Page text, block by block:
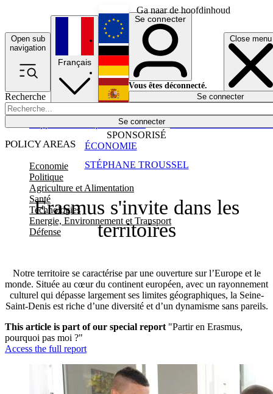
Ga naar de hoofdinhoud
Open sub
navigation
Close menu
Recherche
Se connecter
POLICY AREAS
Economie
Politique
Agriculture et Alimentation
Santé
Technologies
Energie, Environnement et Transport
Défense
Économie
Français
English
Deutsch
Español
Se connecter
Vous êtes déconnecté.
Se connecter
Erasmus s'invite dans les
territoires
Notre territoire se caractérise par une ouverture sur l’Europe et le
monde. Située au cœur du continent européen, avec un rayonnement
culturel qui dépasse largement ses limites géographiques, la Seine-
Saint-Denis est riche d’une diversité et d’un dynamisme sans pareils.
SPONSORISÉ
STÉPHANE TROUSSEL
ÉCONOMIE
This article is part of our special report "Partir en Erasmus,
pourquoi pas moi ?"
Access the full report